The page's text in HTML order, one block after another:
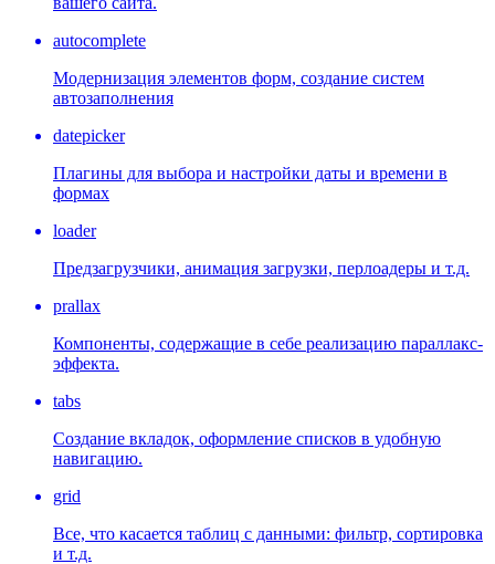
autocomplete
Модернизация элементов форм, создание систем
автозаполнения
datepicker
Плагины для выбора и настройки даты и времени в
формах
loader
Предзагрузчики, анимация загрузки, перлоадеры и т.д.
prallax
Компоненты, содержащие в себе реализацию параллакс-
эффекта.
tabs
Создание вкладок, оформление списков в удобную
навигацию.
grid
Все, что касается таблиц с данными: фильтр, сортировка
и т.д.